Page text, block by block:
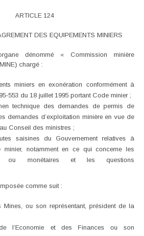
ARTICLE 124
DES EQUIPEMENTS MINIERS
dénommé « Commission minière
chargé :
miniers en exonération conformément à
553 du 18 juillet 1995 portant Code minier ;
technique des demandes de permis de
demandes d’exploitation minière en vue de
Conseil des ministres ;
saisines du Gouvernement relatives à
minier, notamment en ce qui concerne les
ou monétaires et les questions
comme suit :
Mines, ou son représentant, président de la
l’Economie et des Finances ou son